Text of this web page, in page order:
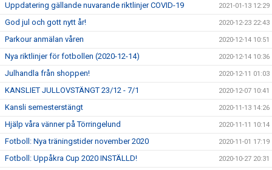
Uppdatering gällande nuvarande riktlinjer COVID-19 2021-01-13 12:29
God jul och gott nytt år! 2020-12-23 22:43
Parkour anmälan våren 2020-12-14 10:51
Nya riktlinjer för fotbollen (2020-12-14) 2020-12-14 10:36
Julhandla från shoppen! 2020-12-11 01:03
KANSLIET JULLOVSTÄNGT 23/12 - 7/1 2020-12-07 10:41
Kansli semesterstängt 2020-11-13 14:26
Hjälp våra vänner på Törringelund 2020-11-11 10:14
Fotboll: Nya träningstider november 2020 2020-11-01 17:19
Fotboll: Uppåkra Cup 2020 INSTÄLLD! 2020-10-27 20:31